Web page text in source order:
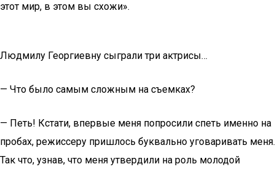
этот мир, в этом вы схожи».
Людмилу Георгиевну сыграли три актрисы…
— Что было самым сложным на съемках?
— Петь! Кстати, впервые меня попросили спеть именно на
пробах, режиссеру пришлось буквально уговаривать меня.
Так что, узнав, что меня утвердили на роль молодой